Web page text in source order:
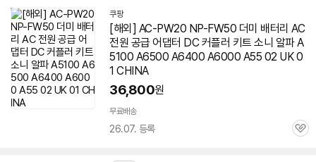
쿠팡
[해외] AC-PW20 NP-FW50 더미 배터리 AC
전원 공급 어댑터 DC 커플러 키트 소니 알파 A
5100 A6500 A6400 A6000 A55 02 UK 0
1 CHINA
36,800원
무료배송
26.07. 등록
관